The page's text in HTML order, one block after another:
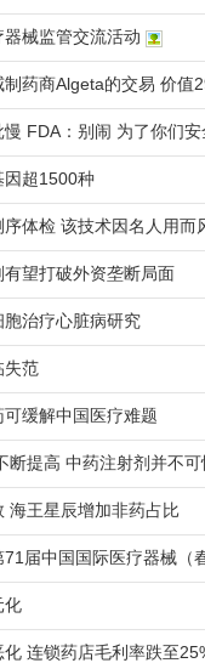
械监管交流活动
药商Algeta的交易 价值
FDA：别闹 为了你们安
因超1500种
体检 该技术因名人用而
望打破外资垄断局面
治疗心脏病研究
失范
缓解中国医疗难题
断提高 中药注射剂并不可
海王星辰增加非药占比
71届中国国际医疗器械（
化
连锁药店毛利率跌至